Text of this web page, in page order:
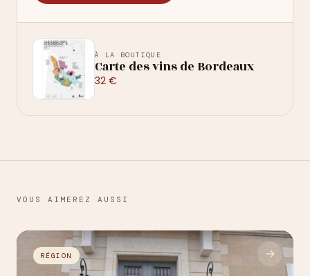
À LA BOUTIQUE
Carte des vins de Bordeaux
32 €
VOUS AIMEREZ AUSSI
RÉGION →